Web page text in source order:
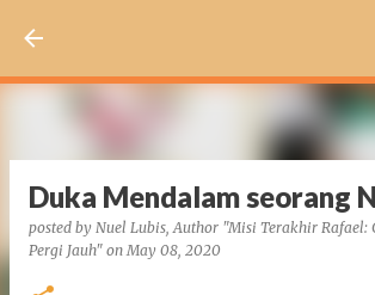
Duka Mendalam seorang
posted by Nuel Lubis, Author "Misi Terakhir Rafael:
Pergi Jauh" onMay 08, 2020